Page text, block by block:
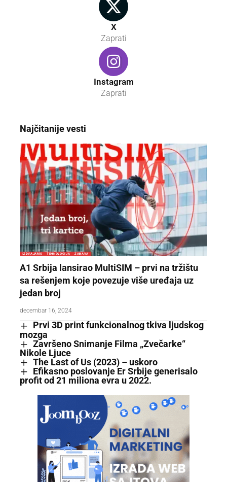
X
Zaprati
Instagram
Zaprati
Najčitanije vesti
IZDVAJAMO TEHNOLOGIJA ZABAVA
A1 Srbija lansirao MultiSIM – prvi na tržištu
sa rešenjem koje povezuje više uređaja uz
jedan broj
decembar 16, 2024
Prvi 3D print funkcionalnog tkiva ljudskog
mozga
Završeno Snimanje Filma „Zvečarke“
Nikole Ljuce
The Last of Us (2023) – uskoro
Efikasno poslovanje Er Srbije generisalo
profit od 21 miliona evra u 2022.